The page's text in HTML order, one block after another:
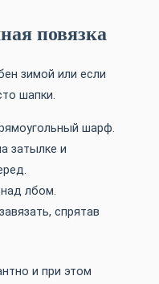
повязка
зимой или если
шапки.
шарф.
затылке и
над лбом.
спрятав
и при этом